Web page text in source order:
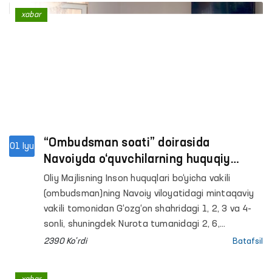
bo‘yicha byurosi (DIIHB) direktori Mariya Telalian
bilan uchrashishdi.
01 Iyu
“Ombudsman soati” doirasida
Navoiyda o‘quvchilarning huquqiy
xabardorligi oshirilmoqda
Oliy Majlisning Inson huquqlari bo‘yicha vakili
(ombudsman)ning Navoiy viloyatidagi mintaqaviy
vakili tomonidan G‘ozg‘on shahridagi 1, 2, 3 va 4-
sonli, shuningdek Nurota tumanidagi 2, 6,
27 va 34-sonli umumiy o‘rta taʼlim
2390 Ko'rdi Batafsil
xabar